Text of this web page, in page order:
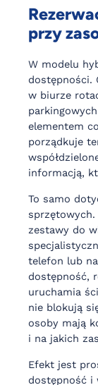
przy
W modelu
dostępności.
w biurze
elementem
porządkuje
informacją,
To samo
sprzętowych.
zestawy do
telefon lub
dostępność,
uruchamia
nie blokują
osoby mają
i na jakich
Efekt jest
dostępność i